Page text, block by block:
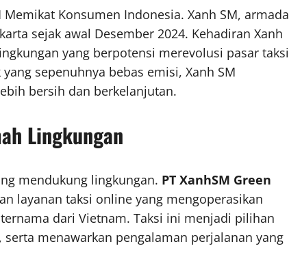
Konsumen Indonesia. Xanh SM, armada
sejak awal Desember 2024. Kehadiran Xanh
yang berpotensi merevolusi pasar taksi
sepenuhnya bebas emisi, Xanh SM
bersih dan berkelanjutan.
Lingkungan
mendukung lingkungan. PT XanhSM Green
layanan taksi online yang mengoperasikan
dari Vietnam. Taksi ini menjadi pilihan
menawarkan pengalaman perjalanan yang